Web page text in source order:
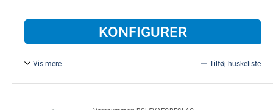
KONFIGURER
Vis mere Tilføj huskeliste